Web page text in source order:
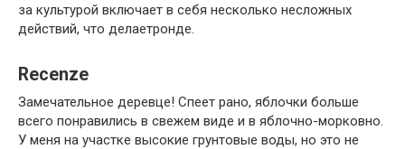
за культурой включает в себя несколько несложных
действий, что делаетронде.
Recenze
Замечательное деревце! Спеет рано, яблочки больше
всего понравились в свежем виде и в яблочно-морковно.
У меня на участке высокие грунтовые воды, но это не